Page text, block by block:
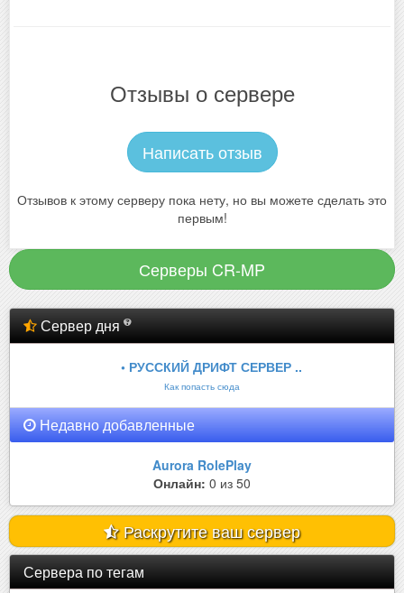
Отзывы о сервере
Написать отзыв
Отзывов к этому серверу пока нету, но вы можете сделать это
первым!
Серверы CR-MP
Сервер дня
• РУССКИЙ ДРИФТ СЕРВЕР ..
Как попасть сюда
Недавно добавленные
Aurora RolePlay
Онлайн: 0 из 50
Раскрутите ваш сервер
Сервера по тегам